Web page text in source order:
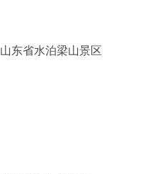
山东省水泊梁山景区